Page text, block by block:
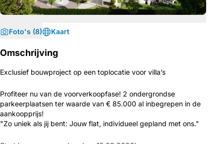
Foto's (8) Kaart
Omschrijving
Exclusief bouwproject op een toplocatie voor villa’s
Profiteer nu van de voorverkoopfase! 2 ondergrondse
parkeerplaatsen ter waarde van € 85.000 al inbegrepen in de
aankoopprijs!
"Zo uniek als jij bent: Jouw flat, individueel gepland met ons."